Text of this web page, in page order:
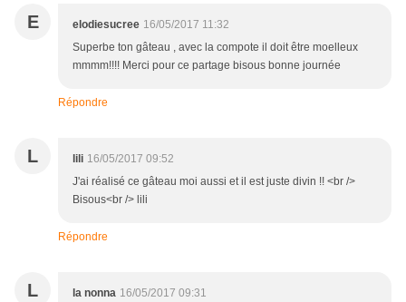
E elodiesucree 16/05/2017 11:32
Superbe ton gâteau , avec la compote il doit être moelleux
mmmm!!!! Merci pour ce partage bisous bonne journée
Répondre
L lili 16/05/2017 09:52
J'ai réalisé ce gâteau moi aussi et il est juste divin !! <br />
Bisous<br /> lili
Répondre
L la nonna 16/05/2017 09:31